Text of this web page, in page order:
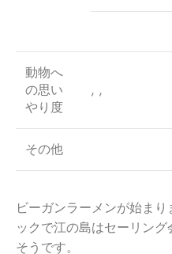
動物へ
の思い
やり度
, ,
その他
ビーガンラーメンが始ま
ックで江の島はセーリン
そうです。